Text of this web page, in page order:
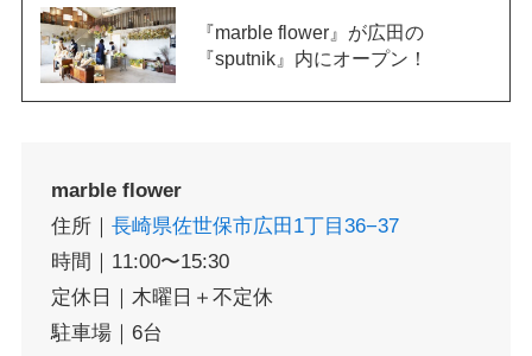
『marble flower』が広田の
『sputnik』内にオープン！
marble flower
住所｜長崎県佐世保市広田1丁目36−37
時間｜11:00〜15:30
定休日｜木曜日＋不定休
駐車場｜6台